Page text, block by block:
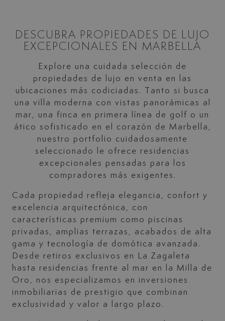
DESCUBRA PROPIEDADES DE LUJO
EXCEPCIONALES EN MARBELLA
Explore una cuidada selección de
propiedades de lujo en venta en las
ubicaciones más codiciadas. Tanto si busca
una villa moderna con vistas panorámicas al
mar, una finca en primera línea de golf o un
ático sofisticado en el corazón de Marbella,
nuestro portfolio cuidadosamente
seleccionado le ofrece residencias
excepcionales pensadas para los
compradores más exigentes.
Cada propiedad refleja elegancia, confort y
excelencia arquitectónica, con
características premium como piscinas
privadas, amplias terrazas, acabados de alta
gama y tecnología de domótica avanzada.
Desde retiros exclusivos en La Zagaleta
hasta residencias frente al mar en la Milla de
Oro, nos especializamos en inversiones
inmobiliarias de prestigio que combinan
exclusividad y valor a largo plazo.